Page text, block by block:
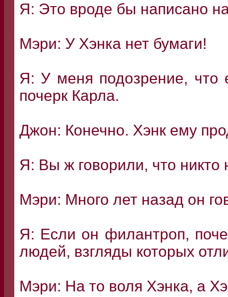
Я: Это вроде бы написано
Мэри: У Хэнка нет бумаги!
Я: У меня подозрение, что
почерк Карла.
Джон: Конечно. Хэнк ему
Я: Вы ж говорили, что никто
Мэри: Много лет назад он
Я: Если он филантроп,
людей, взгляды которых
Мэри: На то воля Хэнка, а